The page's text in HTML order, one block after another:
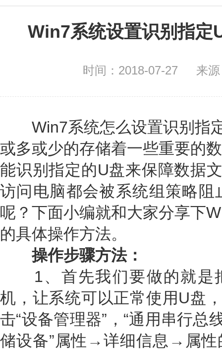
Win7系统设置识别指定
时间：2018-07-27 来
Win7系统怎么设置识别指
或多或少的存储着一些重要的
能识别指定的U盘来保障数据
访问电脑都会被系统组策略
呢？下面小编就和大家分享下
的具体操作方法。
操作步骤方法：
1、首先我们要做的就是
机，让系统可以正常使用U盘
击“设备管理器”，“通用串行总
储设备”属性→详细信息→属性